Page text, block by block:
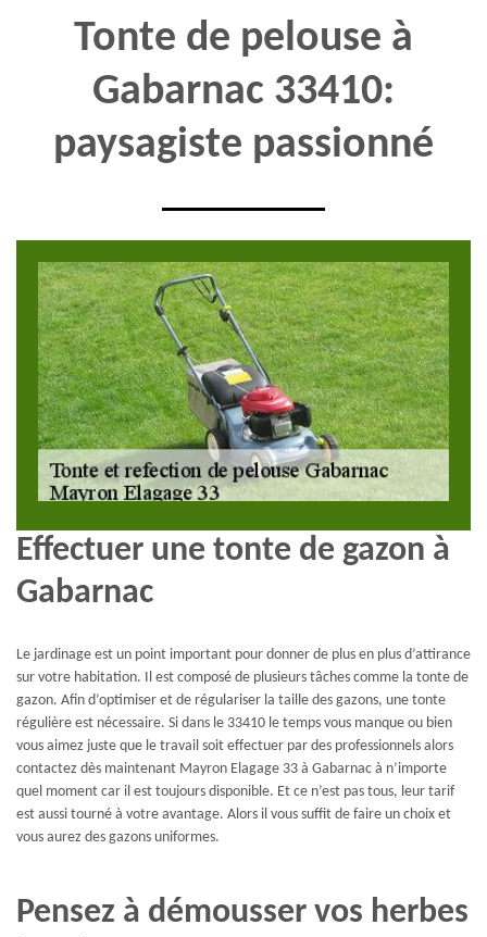
Tonte de pelouse à
Gabarnac 33410:
paysagiste passionné
Effectuer une tonte de gazon à
Gabarnac
Le jardinage est un point important pour donner de plus en plus d’attirance
sur votre habitation. Il est composé de plusieurs tâches comme la tonte de
gazon. Afin d’optimiser et de régulariser la taille des gazons, une tonte
régulière est nécessaire. Si dans le 33410 le temps vous manque ou bien
vous aimez juste que le travail soit effectuer par des professionnels alors
contactez dès maintenant Mayron Elagage 33 à Gabarnac à n’importe
quel moment car il est toujours disponible. Et ce n’est pas tous, leur tarif
est aussi tourné à votre avantage. Alors il vous suffit de faire un choix et
vous aurez des gazons uniformes.
Pensez à démousser vos herbes